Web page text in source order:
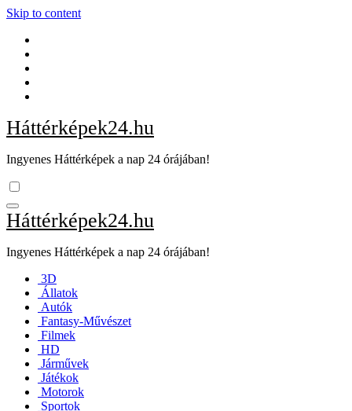
Skip to content
Háttérképek24.hu
Ingyenes Háttérképek a nap 24 órájában!
Háttérképek24.hu
Ingyenes Háttérképek a nap 24 órájában!
3D
Állatok
Autók
Fantasy-Művészet
Filmek
HD
Járművek
Játékok
Motorok
Sportok